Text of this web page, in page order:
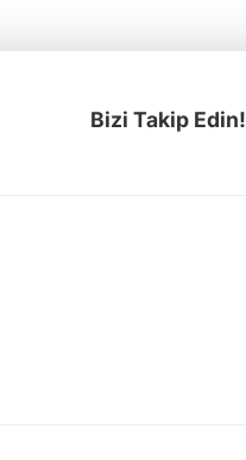
Bizi Takip Edin!